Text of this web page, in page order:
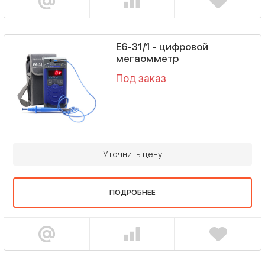
Е6-31/1 - цифровой
мегаомметр
Под заказ
Уточнить цену
ПОДРОБНЕЕ